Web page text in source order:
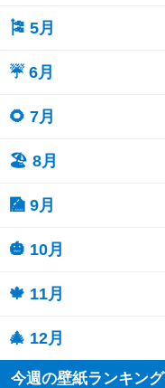
🎏 5月
☔ 6月
🌻 7月
🏖 8月
🎑 9月
🎃 10月
🍁 11月
🎄 12月
今週の壁紙ランキング